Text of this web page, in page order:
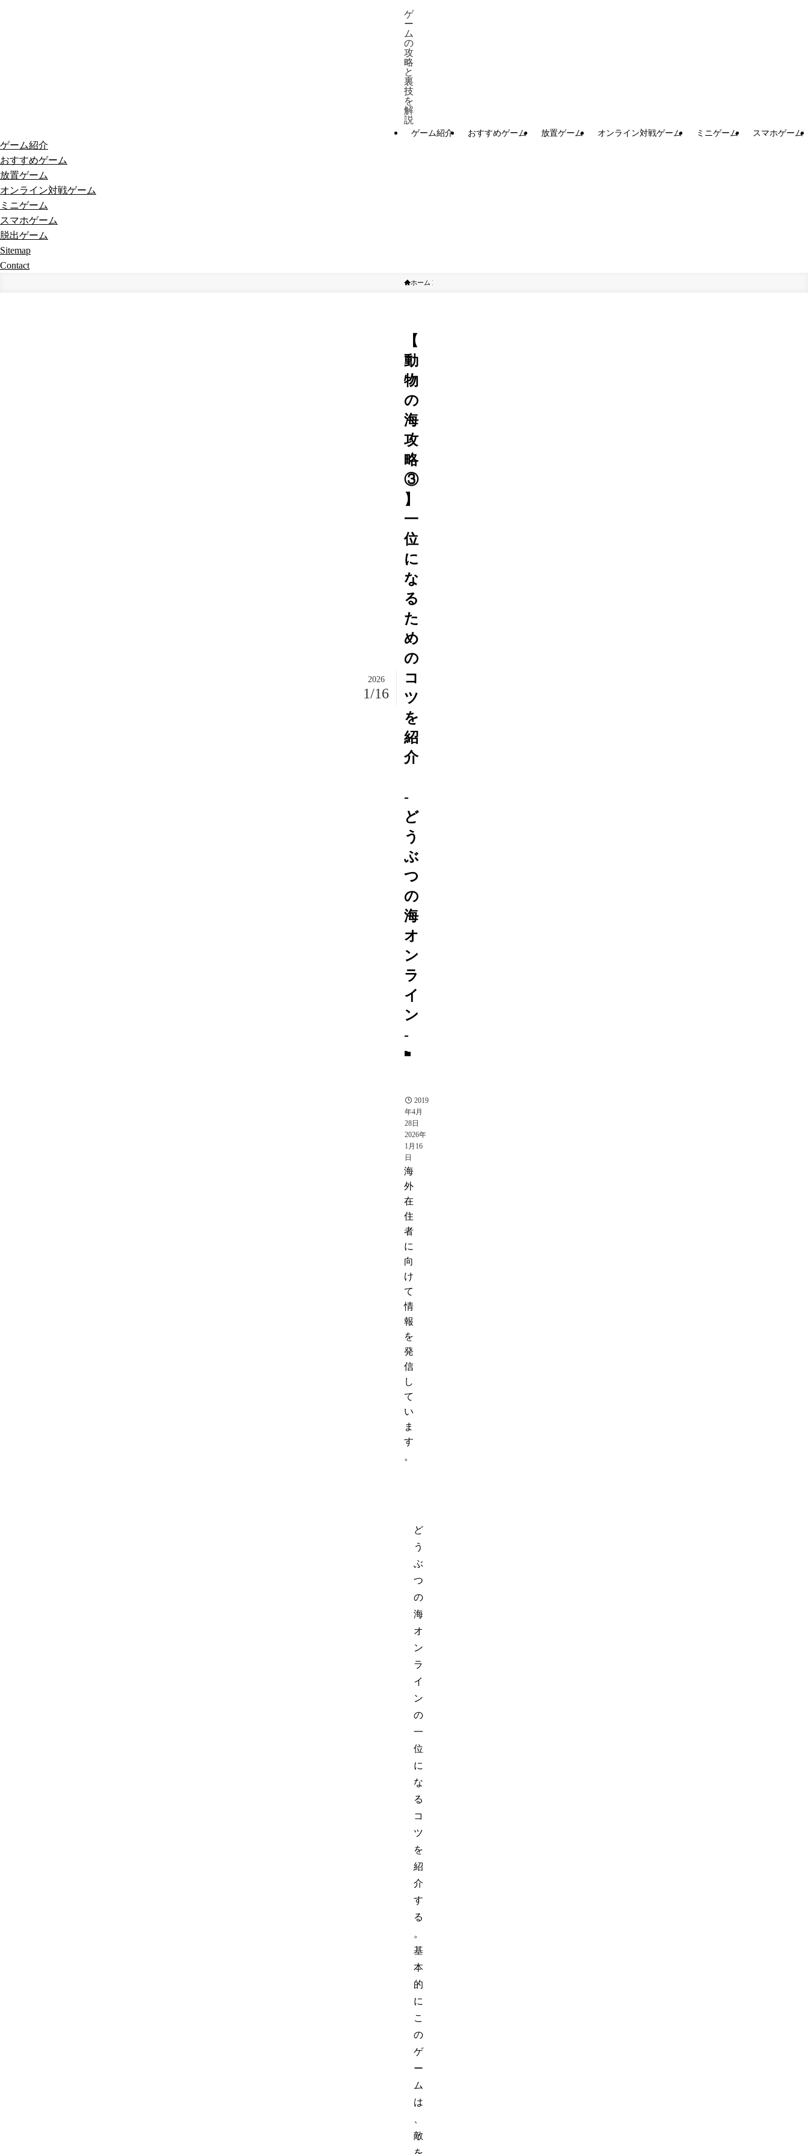
ゲ
ー
ム
の
攻
略
と
裏
技
を
解
説
ゲーム紹介 おすすめゲーム 放置ゲーム オンライン対戦ゲーム ミニゲーム スマホゲーム
ゲーム紹介
おすすめゲーム
放置ゲーム
オンライン対戦ゲーム
ミニゲーム
スマホゲーム
脱出ゲーム
Sitemap
Contact
ホーム
【
動
物
の
海
攻
略
③
】
一
位
に
な
る
た
め
の
コ
ツ
を
紹
介
-
ど
う
ぶ
つ
の
海
オ
ン
ラ
イ
ン
-
2026
1/16
2019
年4月
28日
2026年
1月16
日
海
外
在
住
者
に
向
け
て
情
報
を
発
信
し
て
い
ま
す
。
ど
う
ぶ
つ
の
海
オ
ン
ラ
イ
ン
の
一
位
に
な
る
コ
ツ
を
紹
介
す
る
。
基
本
的
に
こ
の
ゲ
ー
ム
は
敵